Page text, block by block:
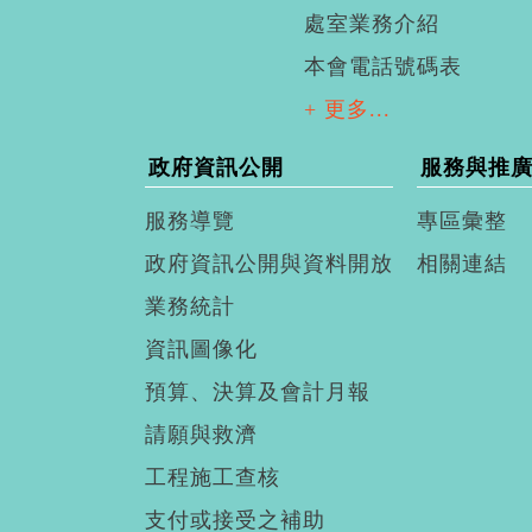
處室業務介紹
本會電話號碼表
+ 更多...
政府資訊公開
服務導覽
政府資訊公開與資料開放
業務統計
資訊圖像化
預算、決算及會計月報
請願與救濟
工程施工查核
支付或接受之補助
服務與推廣
專區彙整
相關連結